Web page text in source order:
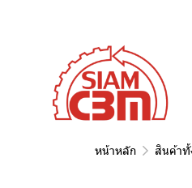
หน้าหลัก สินค้าทั้
85ah
80ah
75ah
70ah
Punto
Fantasy
Espero
Cielo
Alfa
Romeo 156
Romeo 145
Hino
Ssangyong
Stavic
Daihatsu